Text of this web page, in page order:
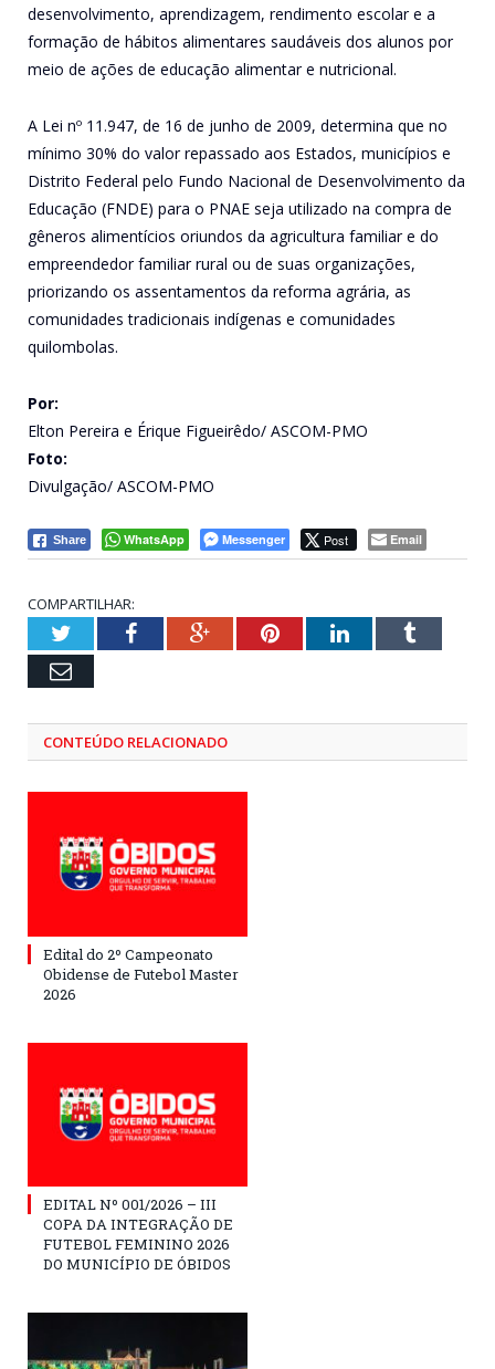
desenvolvimento, aprendizagem, rendimento escolar e a
formação de hábitos alimentares saudáveis dos alunos por
meio de ações de educação alimentar e nutricional.
A Lei nº 11.947, de 16 de junho de 2009, determina que no
mínimo 30% do valor repassado aos Estados, municípios e
Distrito Federal pelo Fundo Nacional de Desenvolvimento da
Educação (FNDE) para o PNAE seja utilizado na compra de
gêneros alimentícios oriundos da agricultura familiar e do
empreendedor familiar rural ou de suas organizações,
priorizando os assentamentos da reforma agrária, as
comunidades tradicionais indígenas e comunidades
quilombolas.
Por:
Elton Pereira e Érique Figueirêdo/ ASCOM-PMO
Foto:
Divulgação/ ASCOM-PMO
Share WhatsApp Messenger Post Email
COMPARTILHAR:
TwitterFacebookGoogle+PinterestLinkedInTumblr
Email
CONTEÚDO RELACIONADO
Edital do 2º Campeonato
Obidense de Futebol Master
2026
EDITAL Nº 001/2026 – III
COPA DA INTEGRAÇÃO DE
FUTEBOL FEMININO 2026
DO MUNICÍPIO DE ÓBIDOS